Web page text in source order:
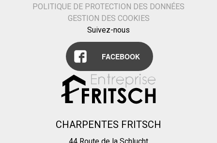
POLITIQUE DE PROTECTION DES DONNÉES
GESTION DES COOKIES
Suivez-nous
FACEBOOK
CHARPENTES FRITSCH